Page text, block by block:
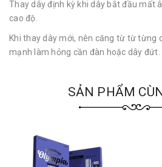
Thay dây định kỳ khi dây bắt đầu mất
cao độ.
Khi thay dây mới, nên căng từ từ từng
mạnh làm hỏng cần đàn hoặc dây đứt.
SẢN PHẨM